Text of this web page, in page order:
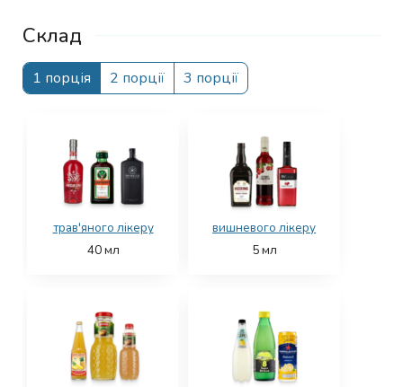
Склад
1 порція 2 порції 3 порції
трав'яного лікеру
40мл
вишневого лікеру
5мл